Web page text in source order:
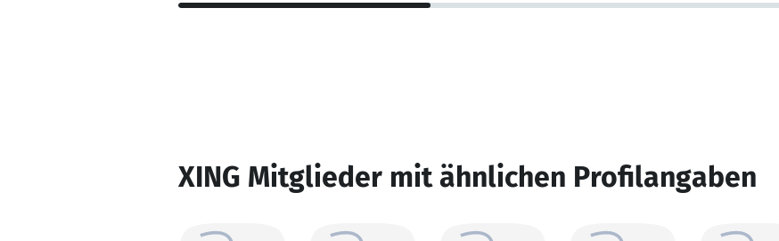
XING Mitglieder mit ähnlichen Profilangaben